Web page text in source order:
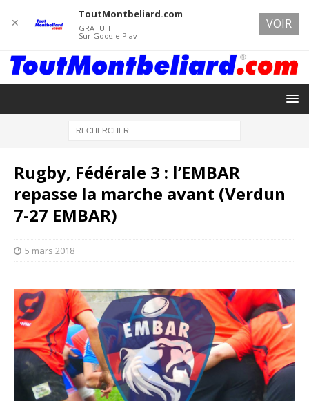
Rugby, Fédérale 3 : l’EMBAR
repasse la marche avant (Verdun
7-27 EMBAR)
5 mars 2018
✕
ToutMontbeliard.com
GRATUIT
Sur Google Play
VOIR